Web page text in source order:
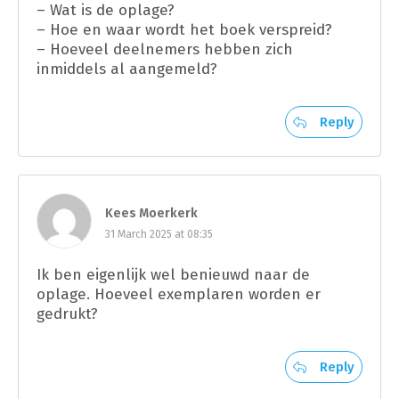
– Wat is de oplage?
– Hoe en waar wordt het boek verspreid?
– Hoeveel deelnemers hebben zich
inmiddels al aangemeld?
Reply
Kees Moerkerk
31 March 2025 at 08:35
Ik ben eigenlijk wel benieuwd naar de
oplage. Hoeveel exemplaren worden er
gedrukt?
Reply